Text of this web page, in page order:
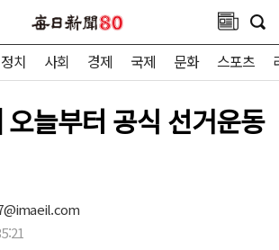
정치 사회 경제 국제 문화 스포츠
늘부터 공식 선거운동